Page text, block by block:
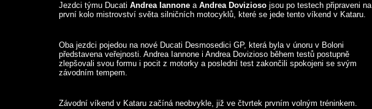
Jezdci týmu Ducati Andrea Iannone a Andrea Dovizioso jsou po testech připraveni na
první kolo mistrovství světa silničních motocyklů, které se jede tento víkend v Kataru.
Oba jezdci pojedou na nové Ducati Desmosedici GP, která byla v únoru v Boloni
představena veřejnosti. Andrea Iannone i Andrea Dovizioso během testů postupně
zlepšovali svou formu i pocit z motorky a poslední test zakončili spokojeni se svým
závodním tempem.
Závodní víkend v Kataru začíná neobvykle, již ve čtvrtek prvním volným tréninkem.